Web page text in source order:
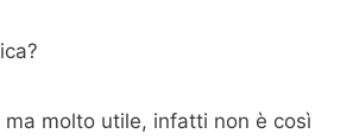
molto utile, infatti non è così